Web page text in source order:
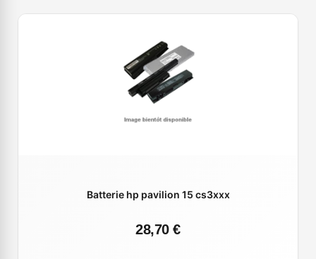
Batterie hp pavilion 15 cs3xxx
28,70 €